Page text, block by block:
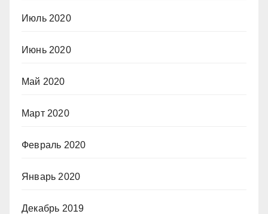
Июль 2020
Июнь 2020
Май 2020
Март 2020
Февраль 2020
Январь 2020
Декабрь 2019